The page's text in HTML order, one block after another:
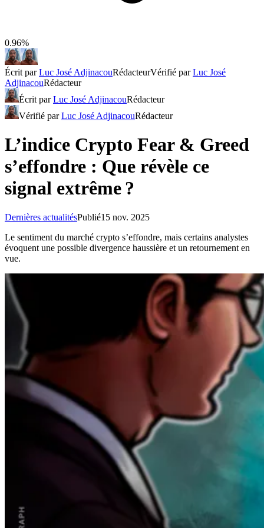
0.96%
Écrit parLuc José AdjinacouRédacteurVérifié parLuc José
AdjinacouRédacteur
Écrit parLuc José AdjinacouRédacteur
Vérifié parLuc José AdjinacouRédacteur
L’indice Crypto Fear & Greed
s’effondre : Que révèle ce
signal extrême ?
Dernières actualitésPublié15 nov. 2025
Le sentiment du marché crypto s’effondre, mais certains analystes
évoquent une possible divergence haussière et un retournement en
vue.